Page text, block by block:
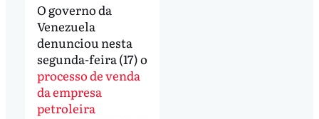
O governo da
Venezuela
denunciou nesta
segunda-feira (17) o
processo de venda
da empresa
petroleira